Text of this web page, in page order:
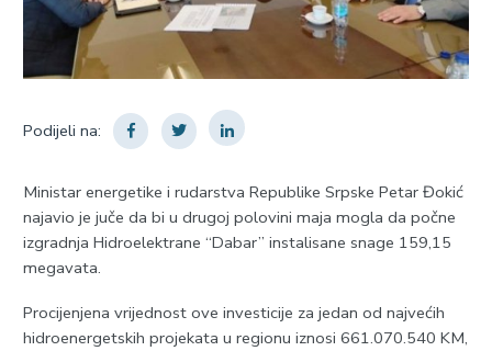
Podijeli na:
Ministar energetike i rudarstva Republike Srpske Petar Đokić
najavio je juče da bi u drugoj polovini maja mogla da počne
izgradnja Hidroelektrane “Dabar” instalisane snage 159,15
megavata.
Procijenjena vrijednost ove investicije za jedan od najvećih
hidroenergetskih projekata u regionu iznosi 661.070.540 KM,